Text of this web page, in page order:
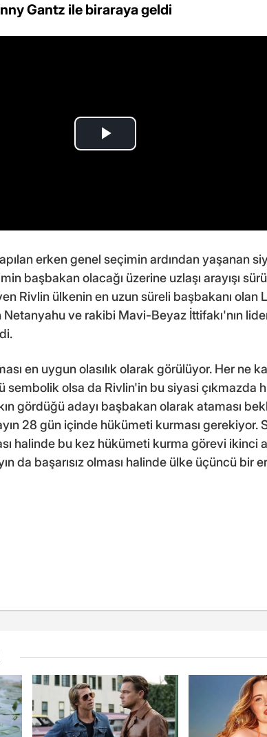
Gantz ile biraraya geldi
erken genel seçimin ardından yaşanan
başbakan olacağı üzerine uzlaşı arayışı
Rivlin ülkenin en uzun süreli başbakanı olan
ve rakibi Mavi-Beyaz İttifakı'nın
en uygun olasılık olarak görülüyor. Her ne
sembolik olsa da Rivlin'in bu siyasi çıkmazda
gördüğü adayı başbakan olarak ataması
28 gün içinde hükümeti kurması gerekiyor.
halinde bu kez hükümeti kurma görevi ikinci
da başarısız olması halinde ülke üçüncü bir